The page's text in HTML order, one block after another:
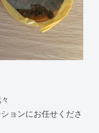
ョンにお任せくださ